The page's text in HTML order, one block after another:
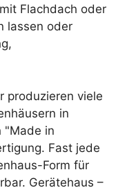
Flachdach oder
lassen oder
produzieren viele
in
"Made in
Fast jede
Form für
Gerätehaus –